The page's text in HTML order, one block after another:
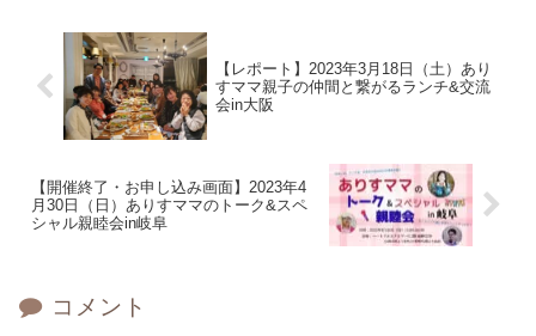
【レポート】2023年3月18日（土）あり
すママ親子の仲間と繋がるランチ&交流
会in大阪
【開催終了・お申し込み画面】2023年4
月30日（日）ありすママのトーク&スペ
シャル親睦会in岐阜
コメント